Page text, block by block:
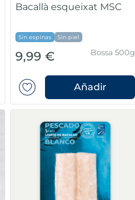
Bacallà esqueixat MSC
Sin espinas Sin piel
9,99 € Bossa 500g
Añadir